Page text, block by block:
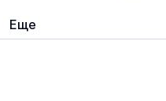
Еще